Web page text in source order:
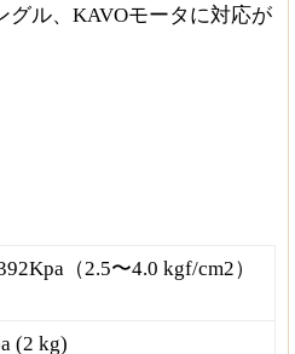
グル、KAVOモータに対応が
（2.5〜4.0 kgf/cm2）
(2 kg)